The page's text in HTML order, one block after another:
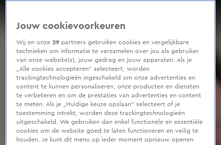
of
Jouw cookievoorkeuren
Wij en onze29 partners gebruiken cookies en vergelijkbare
technieken om informatie te verzamelen over jou als gebruiker
van onze website(s), jouw gedrag en jouw apparaten. Als je
„Alle cookies accepteren” selecteert, worden
trackingtechnologieën ingeschakeld om onze advertenties en
content te kunnen personaliseren, onze producten en diensten
te verbeteren en om de prestaties van advertenties en content
te meten. Als je „Huidige keuze opslaan” selecteert of je
toestemming intrekt, worden deze trackingtechnologieën
uitgeschakeld. We gebruiken dan enkel functionele en essentiële
cookies om de website goed te laten functioneren en veilig te
houden. Je kunt dit menu op ieder moment opnieuw openen